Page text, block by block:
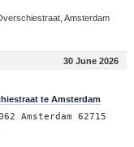
Amsterdam
30 June 2026
te Amsterdam
Amsterdam 62715